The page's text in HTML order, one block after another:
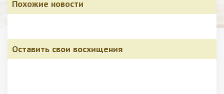
Похожие новости
Оставить свои восхищения